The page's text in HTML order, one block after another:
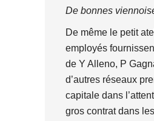
De bonnes
De même le petit
employés
de Y Alleno, P
d’autres réseaux
capitale dans
gros contrat dans